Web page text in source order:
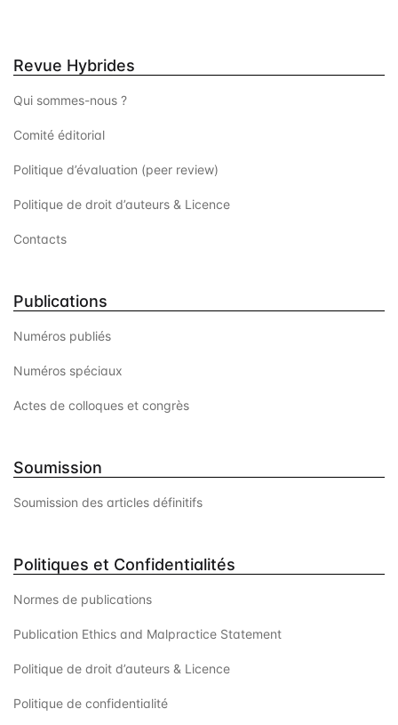
Revue Hybrides
Qui sommes-nous ?
Comité éditorial
Politique d’évaluation (peer review)
Politique de droit d’auteurs & Licence
Contacts
Publications
Numéros publiés
Numéros spéciaux
Actes de colloques et congrès
Soumission
Soumission des articles définitifs
Politiques et Confidentialités
Normes de publications
Publication Ethics and Malpractice Statement
Politique de droit d’auteurs & Licence
Politique de confidentialité